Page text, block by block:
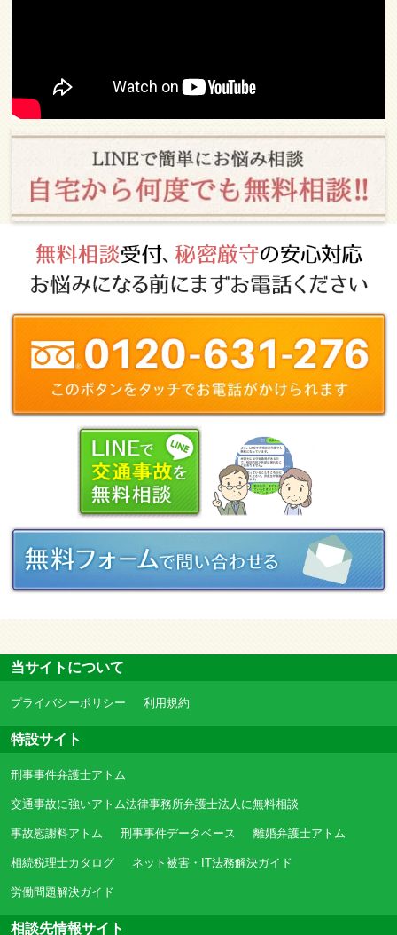
当サイトについて
プライバシーポリシー 利用規約
特設サイト
刑事事件弁護士アトム
交通事故に強いアトム法律事務所弁護士法人に無料相談
事故慰謝料アトム 刑事事件データベース 離婚弁護士アトム
相続税理士カタログ ネット被害・IT法務解決ガイド
労働問題解決ガイド
相談先情報サイト